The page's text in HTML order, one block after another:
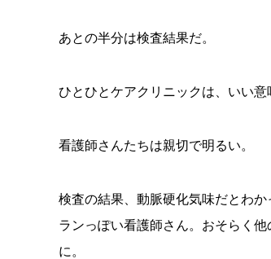
あとの半分は検査結果だ。
ひとひとケアクリニックは、いい
看護師さんたちは親切で明るい。
検査の結果、動脈硬化気味だとわ
ランっぽい看護師さん。おそらく
に。